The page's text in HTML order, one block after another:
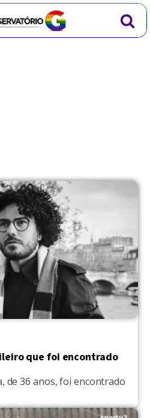
que foi encontrado
de 36 anos, foi encontrado